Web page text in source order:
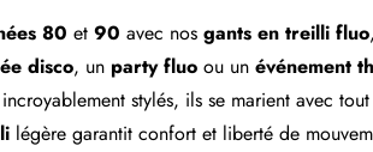
80 et 90 avec nos gants en treilli fluo
disco, un party fluoou un événement
stylés, ils se marient avec
légère garantit confort et liberté de